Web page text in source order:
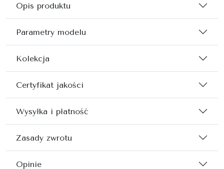
Opis produktu
Parametry modelu
Kolekcja
Certyfikat jakości
Wysyłka i płatność
Zasady zwrotu
Opinie